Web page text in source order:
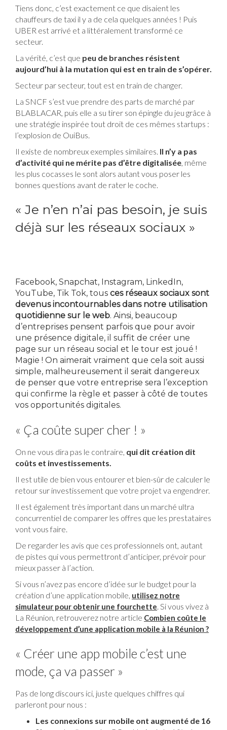
Tiens donc, c’est exactement ce que disaient les
chauffeurs de taxi il y a de cela quelques années ! Puis
UBER est arrivé et a littéralement transformé ce
secteur.
La vérité, c’est que peu de branches résistent
aujourd’hui à la mutation qui est en train de s’opérer.
Secteur par secteur, tout est en train de changer.
La SNCF s’est vue prendre des parts de marché par
BLABLACAR, puis elle a su tirer son épingle du jeu grâce à
une stratégie inspirée tout droit de ces mêmes startups :
l’explosion de OuiBus.
Il existe de nombreux exemples similaires. Il n’y a pas
d’activité qui ne mérite pas d’être digitalisée , même
les plus cocasses le sont alors autant vous poser les
bonnes questions avant de rater le coche.
« Je n’en n’ai pas besoin, je suis
déjà sur les réseaux sociaux »
Facebook, Snapchat, Instagram, LinkedIn,
YouTube, Tik Tok, tous ces réseaux sociaux sont
devenus incontournables dans notre utilisation
quotidienne sur le web. Ainsi, beaucoup
d’entreprises pensent parfois que pour avoir
une présence digitale, il suffit de créer une
page sur un réseau social et le tour est joué !
Magie ! On aimerait vraiment que cela soit aussi
simple, malheureusement il serait dangereux
de penser que votre entreprise sera l’exception
qui confirme la règle et passer à côté de toutes
vos opportunités digitales.
« Ça coûte super cher ! »
On ne vous dira pas le contraire, qui dit création dit
coûts et investissements.
Il est utile de bien vous entourer et bien-sûr de calculer le
retour sur investissement que votre projet va engendrer.
Il est également très important dans un marché ultra
concurrentiel de comparer les offres que les prestataires
vont vous faire.
De regarder les avis que ces professionnels ont, autant
de pistes qui vous permettront d’anticiper, prévoir pour
mieux passer à l’action.
Si vous n’avez pas encore d’idée sur le budget pour la
création d’une application mobile, utilisez notre
simulateur pour obtenir une fourchette . Si vous vivez à
La Réunion, retrouverez notre article Combien coûte le
développement d’une application mobile à la Réunion ?
« Créer une app mobile c’est une
mode, ça va passer »
Pas de long discours ici, juste quelques chiffres qui
parleront pour nous :
Les connexions sur mobile ont augmenté de 16